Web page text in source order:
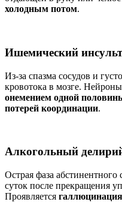
холодным потом.
Ишемический инсульт
Из-за спазма сосудов и
кровотока в мозге.
онемением одной
потерей координации.
Алкогольный
Острая фаза абстинентного
суток после прекращения
Проявляется